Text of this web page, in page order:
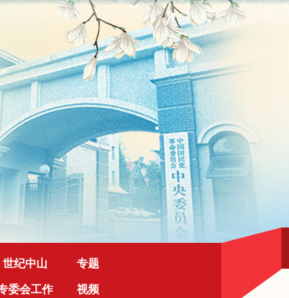
世纪中山 专题
委会工作 视频